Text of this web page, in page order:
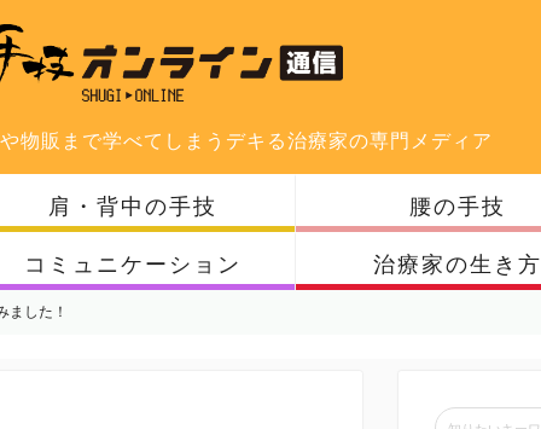
物販まで学べてしまうデキる治療家の専門メディア
肩・背中の手技 腰の手技
コミュニケーション 治療家の生き方
ました！